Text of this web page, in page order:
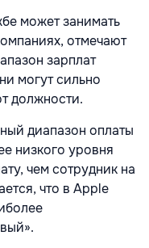
может занимать
отмечают
зарплат
могут сильно
должности.
диапазон оплаты
низкого уровня
чем сотрудник на
что в Apple